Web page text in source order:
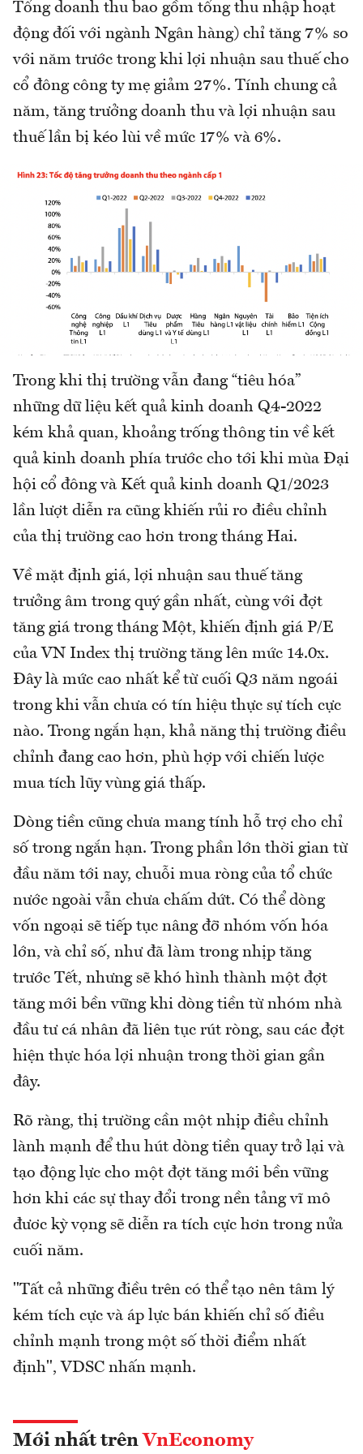
Tổng doanh thu bao gồm tổng thu nhập hoạt
động đối với ngành Ngân hàng) chỉ tăng 7% so
với năm trước trong khi lợi nhuận sau thuế cho
cổ đông công ty mẹ giảm 27%. Tính chung cả
năm, tăng trưởng doanh thu và lợi nhuận sau
thuế lần bị kéo lùi về mức 17% và 6%.
Trong khi thị trường vẫn đang “tiêu hóa”
những dữ liệu kết quả kinh doanh Q4-2022
kém khả quan, khoảng trống thông tin về kết
quả kinh doanh phía trước cho tới khi mùa Đại
hội cổ đông và Kết quả kinh doanh Q1/2023
lần lượt diễn ra cũng khiến rủi ro điều chỉnh
của thị trường cao hơn trong tháng Hai.
Về mặt định giá, lợi nhuận sau thuế tăng
trưởng âm trong quý gần nhất, cùng với đợt
tăng giá trong tháng Một, khiến định giá P/E
của VN Index thị trường tăng lên mức 14.0x.
Đây là mức cao nhất kể từ cuối Q3 năm ngoái
trong khi vẫn chưa có tín hiệu thực sự tích cực
nào. Trong ngắn hạn, khả năng thị trường điều
chỉnh đang cao hơn, phù hợp với chiến lược
mua tích lũy vùng giá thấp.
Dòng tiền cũng chưa mang tính hỗ trợ cho chỉ
số trong ngắn hạn. Trong phần lớn thời gian từ
đầu năm tới nay, chuỗi mua ròng của tổ chức
nước ngoài vẫn chưa chấm dứt. Có thể dòng
vốn ngoại sẽ tiếp tục nâng đỡ nhóm vốn hóa
lớn, và chỉ số, như đã làm trong nhịp tăng
trước Tết, nhưng sẽ khó hình thành một đợt
tăng mới bền vững khi dòng tiền từ nhóm nhà
đầu tư cá nhân đã liên tục rút ròng, sau các đợt
hiện thực hóa lợi nhuận trong thời gian gần
đây.
Rõ ràng, thị trường cần một nhịp điều chỉnh
lành mạnh để thu hút dòng tiền quay trở lại và
tạo động lực cho một đợt tăng mới bền vững
hơn khi các sự thay đổi trong nền tảng vĩ mô
đươc kỳ vọng sẽ diễn ra tích cực hơn trong nửa
cuối năm.
"Tất cả những điều trên có thể tạo nên tâm lý
kém tích cực và áp lực bán khiến chỉ số điều
chỉnh mạnh trong một số thời điểm nhất
định", VDSC nhấn mạnh.
Mới nhất trên VnEconomy